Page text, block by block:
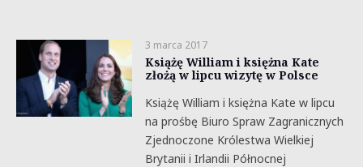
3 marca 2017
Książę William i księżna Kate
złożą w lipcu wizytę w Polsce
Książę William i księżna Kate w lipcu
na prośbę Biuro Spraw Zagranicznych
Zjednoczone Królestwa Wielkiej
Brytanii i Irlandii Północnej